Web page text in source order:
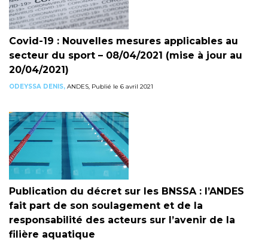
Covid-19 : Nouvelles mesures applicables au
secteur du sport – 08/04/2021 (mise à jour au
20/04/2021)
ODEYSSA DENIS, ANDES, Publié le 6 avril 2021
Publication du décret sur les BNSSA : l’ANDES
fait part de son soulagement et de la
responsabilité des acteurs sur l’avenir de la
filière aquatique